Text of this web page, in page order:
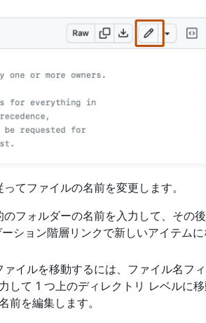
てファイルの名前を変更します。
フォルダーの名前を入力して、その
ション階層リンクで新しいアイテムに
イルを移動するには、ファイル名フ
して 1 つ上のディレクトリ レベルに
前を編集します。